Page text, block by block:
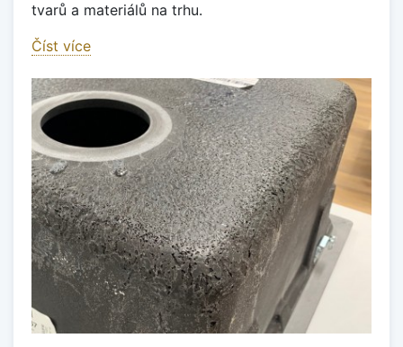
tvarů a materiálů na trhu.
Číst více